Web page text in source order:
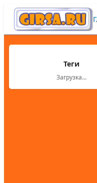
Теги
Загрузка...